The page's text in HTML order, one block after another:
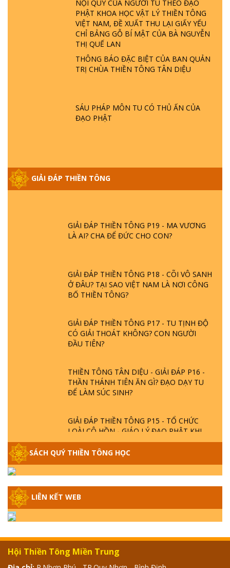
NỘI QUY CỦA NGƯỜI TU THEO ĐẠO
PHẬT KHOA HỌC VẬT LÝ THIỀN TÔNG
VIỆT NAM, ĐỀ XUẤT THU LẠI GIẤY YẾU
CHỈ BẢNG GỖ BÍ MẬT CỦA BÀ NGUYỄN
THỊ QUẾ LAN
THÔNG BÁO ĐẶC BIỆT CỦA BAN QUẢN
TRỊ CHÙA THIỀN TÔNG TÂN DIỆU
SÁU PHÁP MÔN TU CÓ THỦ ẤN CỦA
ĐẠO PHẬT
GIẢI ĐÁP THIỀN TÔNG
GIẢI ĐÁP THIỀN TÔNG ĐẶC BIỆT P22 - TẠI
SAO TRÁI ĐẤT NHIỀU THIÊN TAI - LŨ LỤT
- HỎA HOẠN | TTTD
GIẢI ĐÁP THIỀN TÔNG ĐẶC BIỆT P21 - TẠI
GIẢI ĐÁP VỀ LỄ TIỄN THIỀN TÔNG SƯ
GIẢI ĐÁP THIỀN TÔNG ĐẶC BIỆT PHẦN 20
- BÁC NGUYỄN NHÂN LÀ AI? PHIỀN NÃO
DO ĐÂU MÀ CÓ?
GIẢI ĐÁP THIỀN TÔNG P19 - MA VƯƠNG
LÀ AI? CHA ĐỂ ĐỨC CHO CON?
GIẢI ĐÁP THIỀN TÔNG P18 - CÕI VÔ SANH
Ở ĐÂU? TẠI SAO VIỆT NAM LÀ NƠI CÔNG
BỐ THIỀN TÔNG?
GIẢI ĐÁP THIỀN TÔNG P17 - TU TỊNH ĐỘ
CÓ GIẢI THOÁT KHÔNG? CON NGƯỜI
ĐẦU TIÊN?
THIỀN TÔNG TÂN DIỆU - GIẢI ĐÁP P16 -
THẦN THÁNH TIÊN ĂN GÌ? ĐẠO DẠY TU
ĐỂ LÀM SÚC SINH?
GIẢI ĐÁP THIỀN TÔNG P15 - TỔ CHỨC
LOÀI CÔ HỒN - GIÁO LÝ ĐẠO PHẬT KHI
NÀO XUẤT BẢN
GIẢI ĐÁP THIỀN TÔNG ĐẶC BIỆT - P14 -
NGUỒN GỐC ÂM LỊCH DƯƠNG LỊCH -
GIẢI ĐÁP THIỀN TÔNG ĐẶC BIỆT - P13 -
CON NGƯỜI TU THÀNH PHẬT ĐƯỢC
SÁCH QUÝ THIỀN TÔNG HỌC
LIÊN KẾT WEB
Hội Thiền Tông Miền Trung